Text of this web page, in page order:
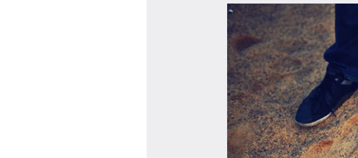
クラス参加にあたっての同意書
特定商取引にかかわる表示